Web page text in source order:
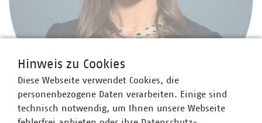
Hinweis zu Cookies
Diese Webseite verwendet Cookies, die
personenbezogene Daten verarbeiten. Einige sind
technisch notwendig, um Ihnen unsere Webseite